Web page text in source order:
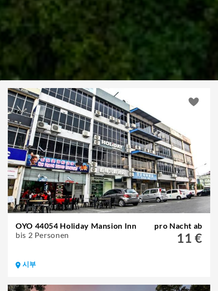
OYO 44054 Holiday Mansion Inn
bis 2 Personen
pro Nacht ab
11 €
시부